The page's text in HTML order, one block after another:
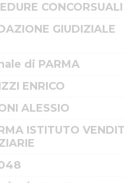
CONCORSUALI
GIUDIZIALE
di PARMA
ENRICO
ALESSIO
ISTITUTO